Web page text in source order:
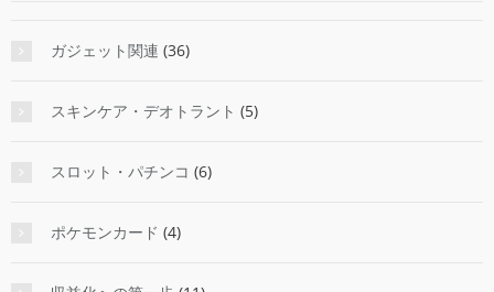
ガジェット関連 (36)
スキンケア・デオトラント (5)
スロット・パチンコ (6)
ポケモンカード (4)